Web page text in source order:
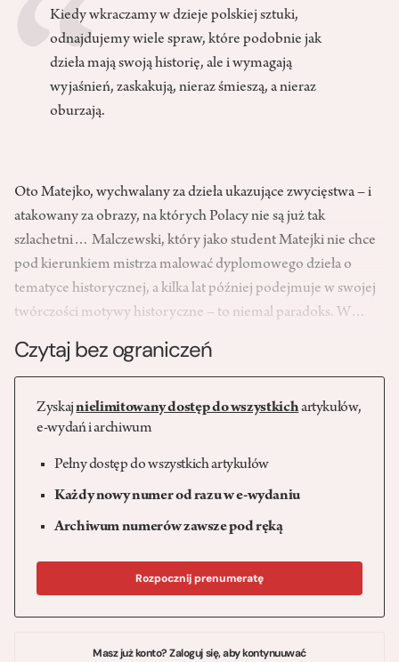
Kiedy wkraczamy w dzieje polskiej sztuki,
odnajdujemy wiele spraw, które podobnie jak
dzieła mają swoją historię, ale i wymagają
wyjaśnień, zaskakują, nieraz śmieszą, a nieraz
oburzają.
Oto Matejko, wychwalany za dzieła ukazujące zwycięstwa – i
atakowany za obrazy, na których Polacy nie są już tak
szlachetni… Malczewski, który jako student Matejki nie chce
pod kierunkiem mistrza malować dyplomowego dzieła o
tematyce historycznej, a kilka lat później podejmuje w swojej
twórczości motywy historyczne – to niemal paradoks. W…
Czytaj bez ograniczeń
Zyskajnielimitowany dostęp do wszystkichartykułów,
e-wydań i archiwum
Pełny dostęp do wszystkich artykułów
Każdy nowy numer od razu w e-wydaniu
Archiwum numerów zawsze pod ręką
Rozpocznij prenumeratę
Masz już konto? Zaloguj się, aby kontynuuwać